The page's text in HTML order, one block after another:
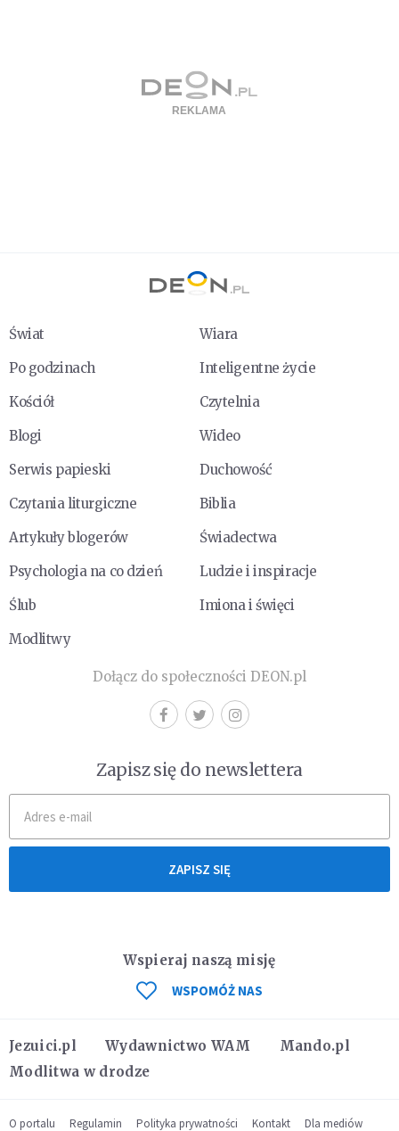
Świat
Wiara
Po godzinach
Inteligentne życie
Kościół
Czytelnia
Blogi
Wideo
Serwis papieski
Duchowość
Czytania liturgiczne
Biblia
Artykuły blogerów
Świadectwa
Psychologia na co dzień
Ludzie i inspiracje
Ślub
Imiona i święci
Modlitwy
Dołącz do społeczności DEON.pl
Zapisz się do newslettera
ZAPISZ SIĘ
Jezuici.pl Wydawnictwo WAM
Mando.pl
Modlitwa w drodze
Wspieraj naszą misję
WSPOMÓŻ NAS
O portalu Regulamin Polityka prywatności Kontakt Dla mediów